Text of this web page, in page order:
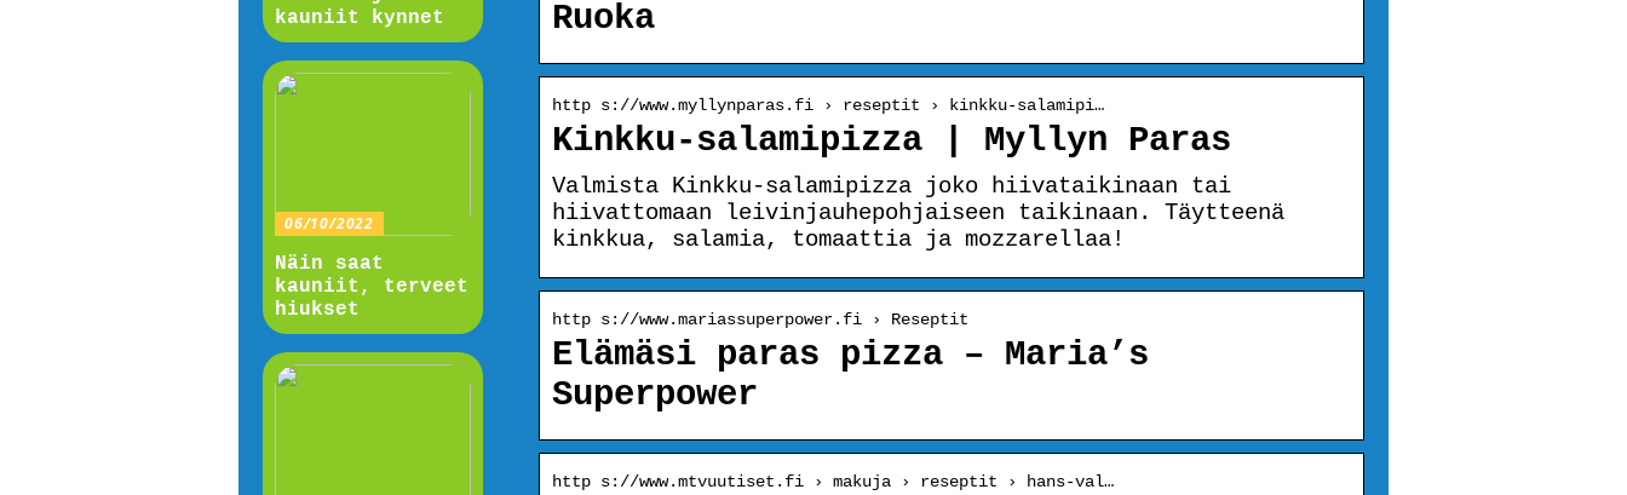
Ruoka
http s://www.myllynparas.fi › reseptit › kinkku-salamipi…
Kinkku-salamipizza | Myllyn Paras
Valmista Kinkku-salamipizza joko hiivataikinaan tai
hiivattomaan leivinjauhepohjaiseen taikinaan. Täytteenä
kinkkua, salamia, tomaattia ja mozzarellaa!
http s://www.mariassuperpower.fi › Reseptit
Elämäsi paras pizza – Maria’s
Superpower
http s://www.mtvuutiset.fi › makuja › reseptit › hans-val…
kauniit kynnet
06/10/2022
Näin saat
kauniit, terveet
hiukset